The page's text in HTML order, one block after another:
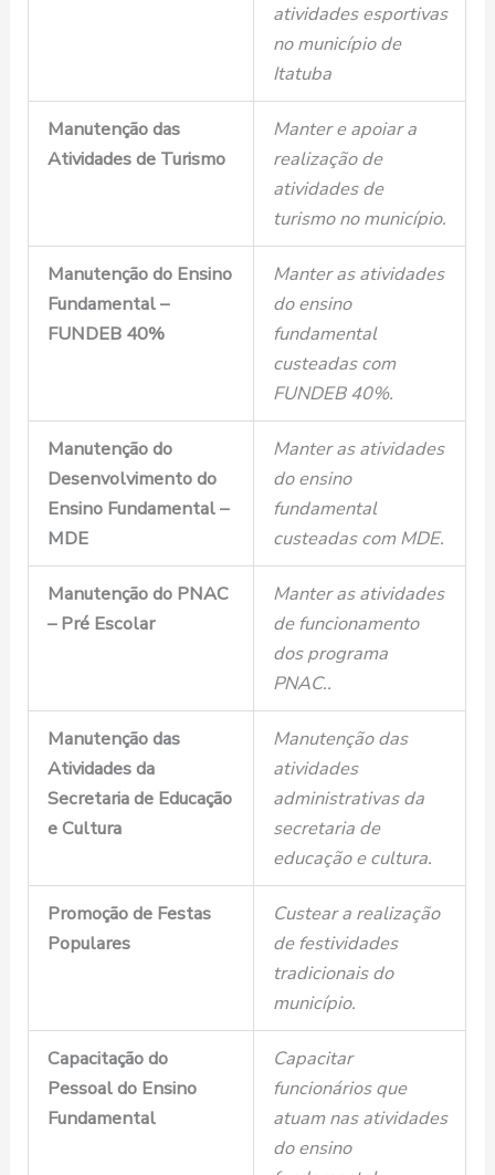
atividades esportivas
no município de
Itatuba
Manutenção das
Atividades de Turismo
Manter e apoiar a
realização de
atividades de
turismo no município.
Manutenção do Ensino
Fundamental –
FUNDEB 40%
Manter as atividades
do ensino
fundamental
custeadas com
FUNDEB 40%.
Manutenção do
Desenvolvimento do
Ensino Fundamental –
MDE
Manter as atividades
do ensino
fundamental
custeadas com MDE.
Manutenção do PNAC
– Pré Escolar
Manter as atividades
de funcionamento
dos programa
PNAC..
Manutenção das
Atividades da
Secretaria de Educação
e Cultura
Manutenção das
atividades
administrativas da
secretaria de
educação e cultura.
Promoção de Festas
Populares
Custear a realização
de festividades
tradicionais do
município.
Capacitação do
Pessoal do Ensino
Fundamental
Capacitar
funcionários que
atuam nas atividades
do ensino